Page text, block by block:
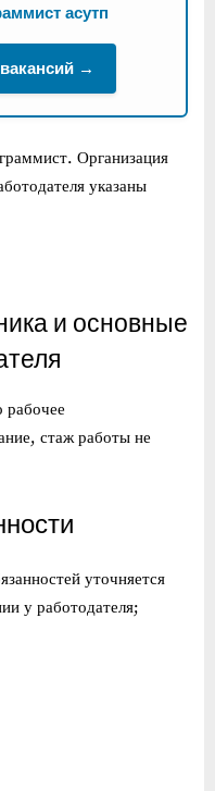
асутп
→
Организация
указаны
и основные
рабочее
стаж работы не
уточняется
у работодателя;